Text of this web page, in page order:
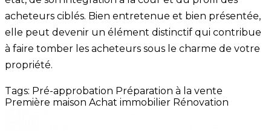
acheteurs ciblés. Bien entretenue et bien présentée,
elle peut devenir un élément distinctif qui contribue
à faire tomber les acheteurs sous le charme de votre
propriété.
Tags: Pré-approbation Préparation à la vente
Première maison Achat immobilier Rénovation